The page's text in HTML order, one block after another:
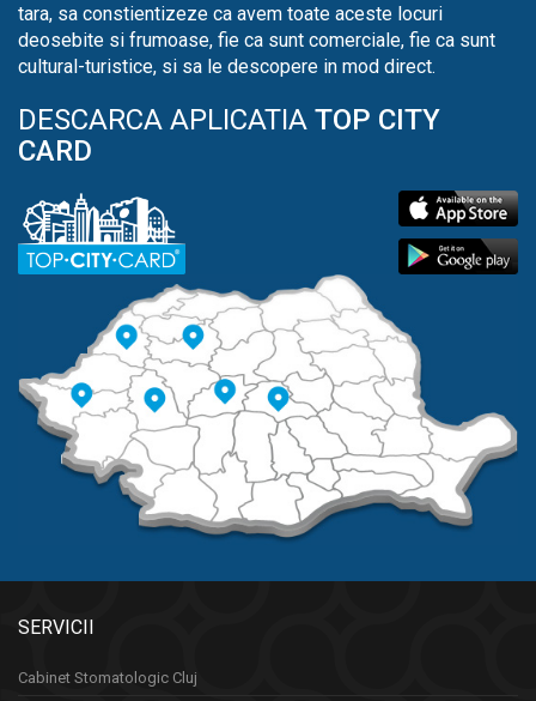
tara, sa constientizeze ca avem toate aceste locuri
deosebite si frumoase, fie ca sunt comerciale, fie ca sunt
cultural-turistice, si sa le descopere in mod direct.
DESCARCA APLICATIA TOP CITY
CARD
SERVICII
Cabinet Stomatologic Cluj